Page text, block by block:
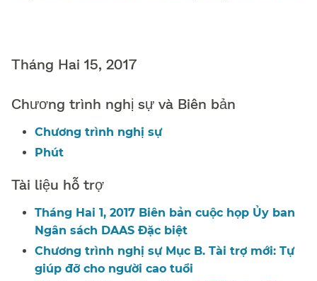
Tháng Hai 15, 2017​​
Chương trình nghị sự và Biên bản​​
Chương trình nghị sự​​
Phút​​
Tài liệu hỗ trợ​​
Tháng Hai 1, 2017 Biên bản cuộc họp Ủy ban
Ngân sách DAAS Đặc biệt​​
Chương trình nghị sự Mục B. Tài trợ mới: Tự
giúp đỡ cho người cao tuổi​​